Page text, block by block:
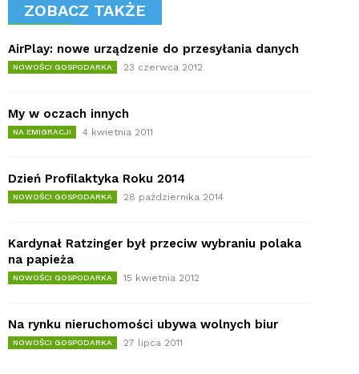
ZOBACZ TAKŻE
AirPlay: nowe urządzenie do przesyłania danych
NOWOŚCI GOSPODARKA 23 czerwca 2012
My w oczach innych
NA EMIGRACJI 4 kwietnia 2011
Dzień Profilaktyka Roku 2014
NOWOŚCI GOSPODARKA 28 października 2014
Kardynał Ratzinger był przeciw wybraniu polaka
na papieża
NOWOŚCI GOSPODARKA 15 kwietnia 2012
Na rynku nieruchomości ubywa wolnych biur
NOWOŚCI GOSPODARKA 27 lipca 2011